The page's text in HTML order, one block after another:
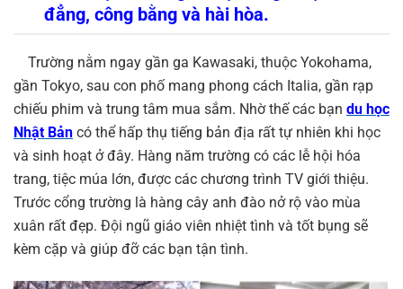
đẳng, công bằng và hài hòa.
Trường nằm ngay gần ga Kawasaki, thuộc Yokohama,
gần Tokyo, sau con phố mang phong cách Italia, gần rạp
chiếu phim và trung tâm mua sắm. Nhờ thế các bạn du học
Nhật Bản có thể hấp thụ tiếng bản địa rất tự nhiên khi học
và sinh hoạt ở đây. Hàng năm trường có các lễ hội hóa
trang, tiệc múa lớn, được các chương trình TV giới thiệu.
Trước cổng trường là hàng cây anh đào nở rộ vào mùa
xuân rất đẹp. Đội ngũ giáo viên nhiệt tình và tốt bụng sẽ
kèm cặp và giúp đỡ các bạn tận tình.